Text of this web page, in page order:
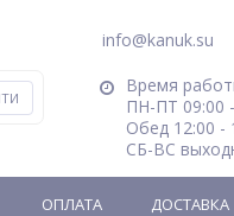
info@kanuk.su
Время
ПН-ПТ 09:00
Обед 12:00 -
СБ-ВС
ОПЛАТА ДОСТАВКА